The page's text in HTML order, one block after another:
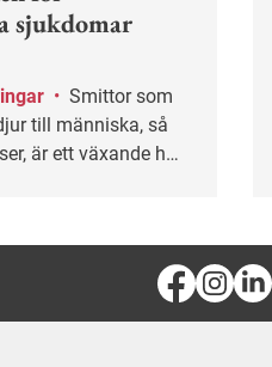
sjukdomar
•
till människa, så
är ett växande hot